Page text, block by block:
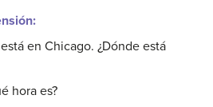
en Chicago. ¿Dónde está
hora es?